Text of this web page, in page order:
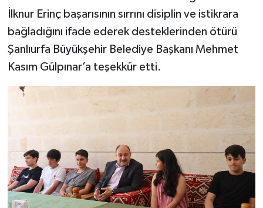
İlknur Erinç başarısının sırrını disiplin ve istikrara
bağladığını ifade ederek desteklerinden ötürü
Şanlıurfa Büyükşehir Belediye Başkanı Mehmet
Kasım Gülpınar’a teşekkür etti.